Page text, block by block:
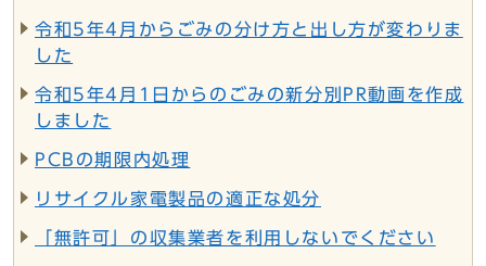
令和5年4月からごみの分け方と出し方が変わりま
した
令和5年4月1日からのごみの新分別PR動画を作成
しました
PCBの期限内処理
リサイクル家電製品の適正な処分
「無許可」の収集業者を利用しないでください